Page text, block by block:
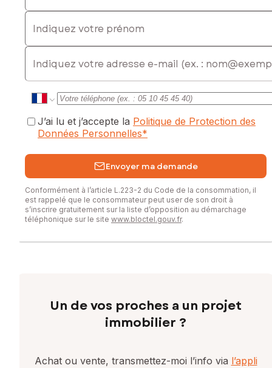
Indiquez votre prénom
E-mail
J’ai lu et j’accepte la Politique de Protection des
Données Personnelles*
Envoyer ma demande
Conformément à l’article L.223-2 du Code de la consommation, il
est rappelé que le consommateur peut user de son droit à
s’inscrire gratuitement sur la liste d’opposition au démarchage
téléphonique sur le site www.bloctel.gouv.fr.
Un de vos proches a un projet
immobilier ?
Achat ou vente, transmettez-moi l’info via l’appli